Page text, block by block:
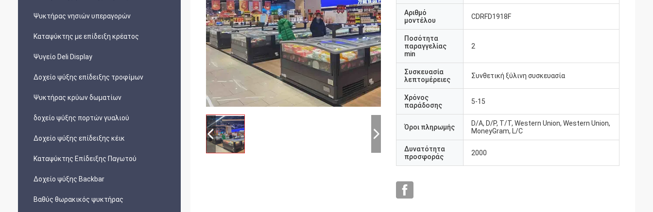
Ψυκτήρας νησιών υπεραγορών
Καταψύκτης με επίδειξη κρέατος
Ψυγείο Deli Display
Δοχείο ψύξης επίδειξης τροφίμων
Ψυκτήρας κρύων δωματίων
δοχείο ψύξης πορτών γυαλιού
Δοχείο ψύξης επίδειξης κέικ
Καταψύκτης Επίδειξης Παγωτού
Δοχείο ψύξης Backbar
Βαθύς θωρακικός ψυκτήρας
Αριθμό
μοντέλου
CDRFD1918F
Ποσότητα
παραγγελίας
min
2
Συσκευασία
λεπτομέρειες
Συνθετική ξύλινη συσκευασία
Χρόνος
παράδοσης
5-15
Όροι πληρωμής
D/A, D/P, T/T, Western Union, Western Union,
MoneyGram, L/C
Δυνατότητα
προσφοράς
2000